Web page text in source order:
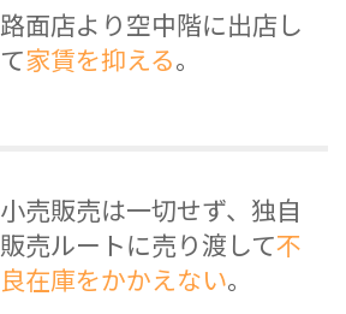
路面店より空中階に出店し
て家賃を抑える。
小売販売は一切せず、独自
販売ルートに売り渡して不
良在庫をかかえない。